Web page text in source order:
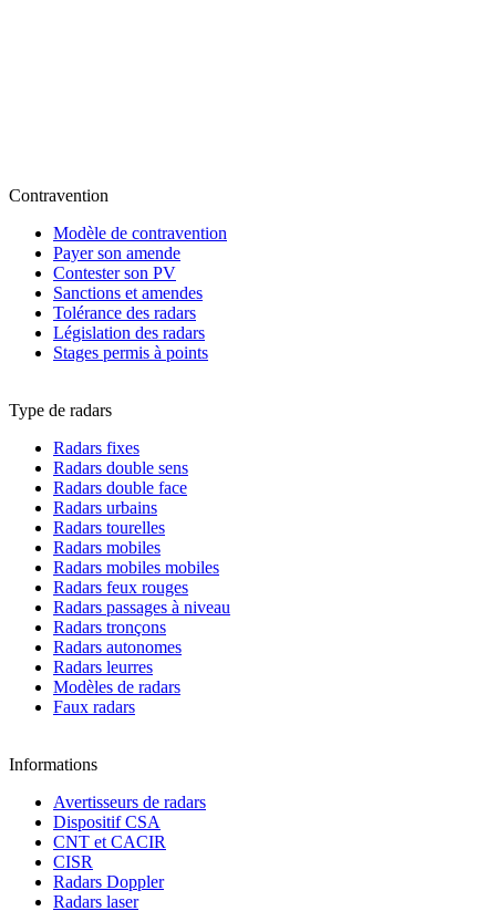
Contravention
Modèle de contravention
Payer son amende
Contester son PV
Sanctions et amendes
Tolérance des radars
Législation des radars
Stages permis à points
Type de radars
Radars fixes
Radars double sens
Radars double face
Radars urbains
Radars tourelles
Radars mobiles
Radars mobiles mobiles
Radars feux rouges
Radars passages à niveau
Radars tronçons
Radars autonomes
Radars leurres
Modèles de radars
Faux radars
Informations
Avertisseurs de radars
Dispositif CSA
CNT et CACIR
CISR
Radars Doppler
Radars laser